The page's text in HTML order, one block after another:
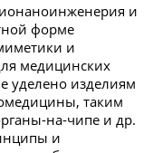
и
форме
и
медицинских
уделено изделиям
таким
на-чипе и др.
и